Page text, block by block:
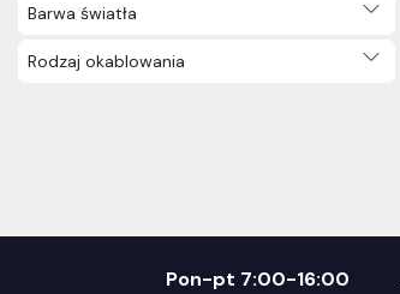
Barwa światła
Rodzaj okablowania
Pon-pt 7:00-16:00